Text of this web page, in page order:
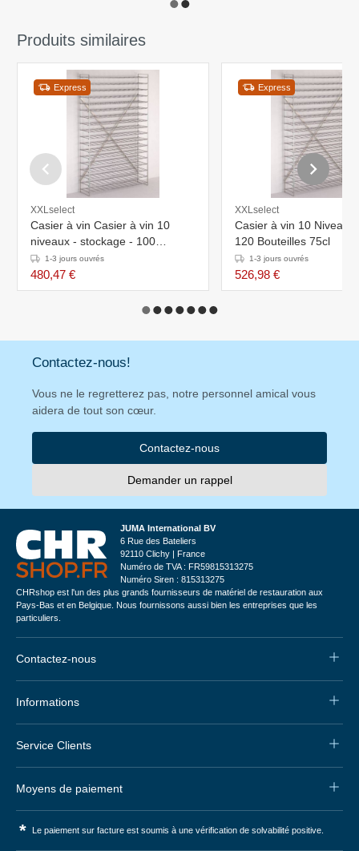
Produits similaires
Express
XXLselect
Casier à vin Casier à vin 10
niveaux - stockage - 100
bouteilles - 75cl -
1000x300x1050mm
1-3 jours ouvrés
480,47 €
Express
XXLselect
Casier à vin 10 Niveaux
120 Bouteilles 75cl
1-3 jours ouvrés
526,98 €
Contactez-nous!
Vous ne le regretterez pas, notre personnel amical vous
aidera de tout son cœur.
Contactez-nous
Demander un rappel
JUMA International BV
6 Rue des Bateliers
92110 Clichy | France
Numéro de TVA : FR59815313275
Numéro Siren : 815313275
CHRshop est l'un des plus grands fournisseurs de matériel de restauration aux
Pays-Bas et en Belgique. Nous fournissons aussi bien les entreprises que les
particuliers.
Contactez-nous
Informations
Service Clients
Moyens de paiement
* Le paiement sur facture est soumis à une vérification de solvabilité positive.